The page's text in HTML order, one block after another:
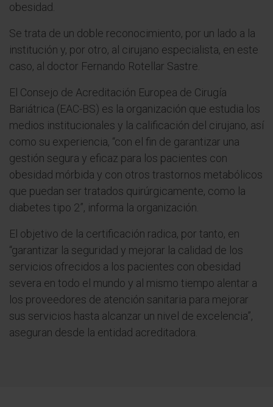
obesidad.
Se trata de un doble reconocimiento, por un lado a la
institución y, por otro, al cirujano especialista, en este
caso, al doctor Fernando Rotellar Sastre.
El Consejo de Acreditación Europea de Cirugía
Bariátrica (EAC-BS) es la organización que estudia los
medios institucionales y la calificación del cirujano, así
como su experiencia, “con el fin de garantizar una
gestión segura y eficaz para los pacientes con
obesidad mórbida y con otros trastornos metabólicos
que puedan ser tratados quirúrgicamente, como la
diabetes tipo 2”, informa la organización.
El objetivo de la certificación radica, por tanto, en
“garantizar la seguridad y mejorar la calidad de los
servicios ofrecidos a los pacientes con obesidad
severa en todo el mundo y al mismo tiempo alentar a
los proveedores de atención sanitaria para mejorar
sus servicios hasta alcanzar un nivel de excelencia”,
aseguran desde la entidad acreditadora.